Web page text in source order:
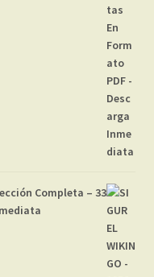
Completa – 33